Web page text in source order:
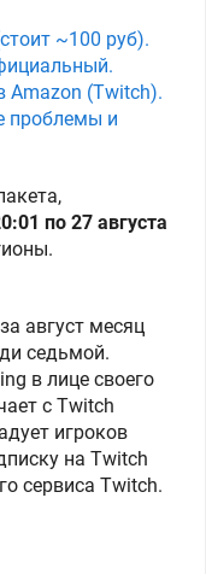
~100 руб).
Amazon (Twitch).
проблемы и
по 27 августа
август месяц
седьмой.
в лице своего
с Twitch
игроков
на Twitch
сервиса Twitch.